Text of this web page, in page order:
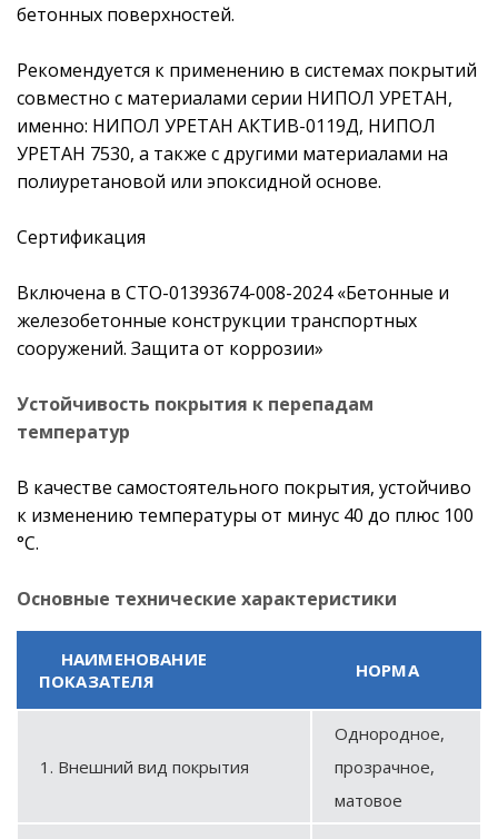
бетонных поверхностей.
Рекомендуется к применению в системах покрытий
совместно с материалами серии НИПОЛ УРЕТАН,
именно: НИПОЛ УРЕТАН АКТИВ-0119Д, НИПОЛ
УРЕТАН 7530, а также с другими материалами на
полиуретановой или эпоксидной основе.
Сертификация
Включена в СТО-01393674-008-2024 «Бетонные и
железобетонные конструкции транспортных
сооружений. Защита от коррозии»
Устойчивость покрытия к перепадам
температур
В качестве самостоятельного покрытия, устойчиво
к изменению температуры от минус 40 до плюс 100
°С.
Основные технические характеристики
НАИМЕНОВАНИЕ
ПОКАЗАТЕЛЯ
НОРМА
1. Внешний вид покрытия
Однородное,
прозрачное,
матовое